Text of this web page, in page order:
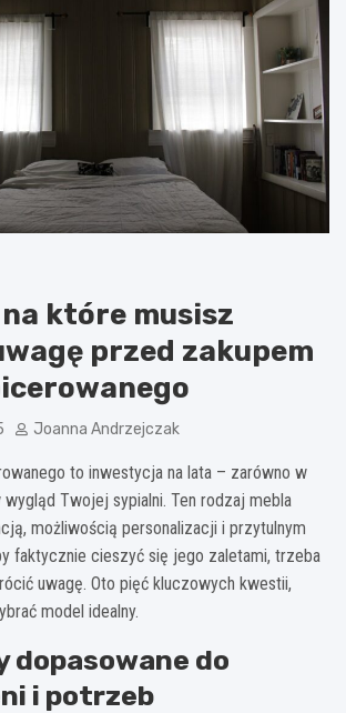
które musisz
przed zakupem
Joanna Andrzejczak
to inwestycja na lata – zarówno w
Twojej sypialni. Ten rodzaj mebla
możliwością personalizacji i przytulnym
faktycznie cieszyć się jego zaletami, trzeba
uwagę. Oto pięć kluczowych kwestii,
model idealny.
dopasowane do
i potrzeb